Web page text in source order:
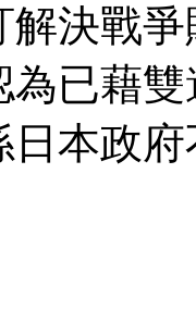
解決戰
為已藉
日本政